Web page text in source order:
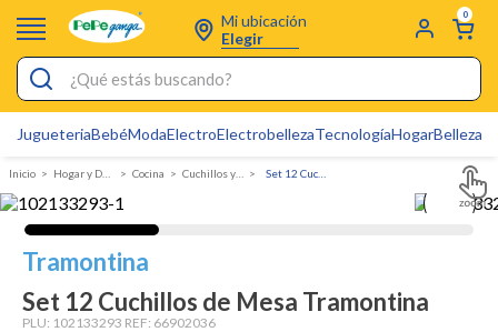
Mi ubicación
Elegir
0
¿Qué estás buscando?
JugueteriaBebéModaElectroElectrobellezaTecnologíaHogarBelleza
Hogar y Decoracion Cocina Cuchillos y tablas
Tramontina
Set 12 Cuchillos de Mesa Tramontina
PLU: 102133293 REF: 66902036
Pijamas
Electro
Figuras Toy Story
Carters